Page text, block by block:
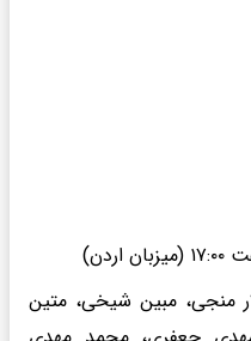
منجی، مبین شیخی، متین